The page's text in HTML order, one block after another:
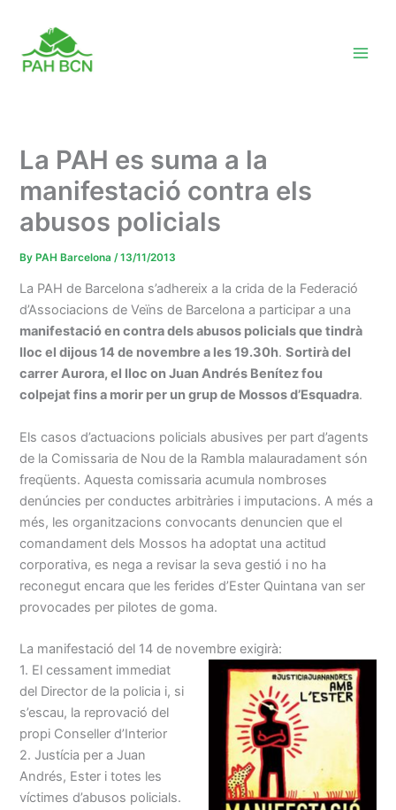
content
La PAH es suma a la
manifestació contra els
abusos policials
By PAH Barcelona/13/11/2013
La PAH de Barcelona s’adhereix a la crida de la Federació
d’Associacions de Veïns de Barcelona a participar a una
manifestació en contra dels abusos policials que tindrà
lloc el dijous 14 de novembre a les 19.30h.Sortirà del
carrer Aurora, el lloc on Juan Andrés Benítez fou
colpejat fins a morir per un grup de Mossos d’Esquadra.
Els casos d’actuacions policials abusives per part d’agents
de la Comissaria de Nou de la Rambla malauradament són
freqüents. Aquesta comissaria acumula nombroses
denúncies per conductes arbitràries i imputacions. A més a
més, les organitzacions convocants denuncien que el
comandament dels Mossos ha adoptat una actitud
corporativa, es nega a revisar la seva gestió i no ha
reconegut encara que les ferides d’Ester Quintana van ser
provocades per pilotes de goma.
La manifestació del 14 de novembre exigirà:
1. El cessament immediat
del Director de la policia i, si
s’escau, la reprovació del
propi Conseller d’Interior
2. Justícia per a Juan
Andrés, Ester i totes les
víctimes d’abusos policials.